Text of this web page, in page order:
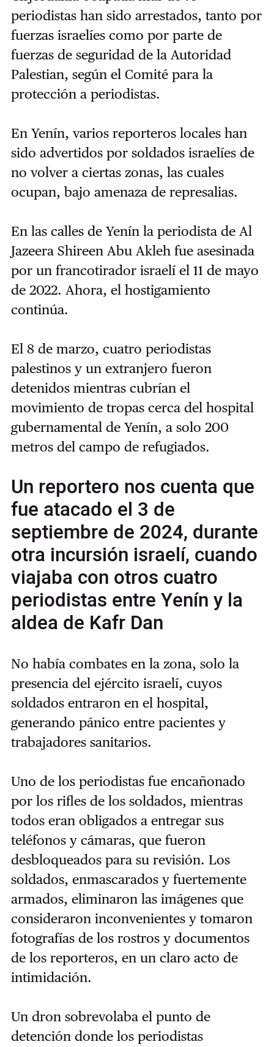
periodistas han sido arrestados, tanto por
fuerzas israelíes como por parte de
fuerzas de seguridad de la Autoridad
Palestian, según el Comité para la
protección a periodistas.
En Yenín, varios reporteros locales han
sido advertidos por soldados israelíes de
no volver a ciertas zonas, las cuales
ocupan, bajo amenaza de represalias.
En las calles de Yenín la periodista de Al
Jazeera Shireen Abu Akleh fue asesinada
por un francotirador israelí el 11 de mayo
de 2022. Ahora, el hostigamiento
continúa.
El 8 de marzo, cuatro periodistas
palestinos y un extranjero fueron
detenidos mientras cubrían el
movimiento de tropas cerca del hospital
gubernamental de Yenín, a solo 200
metros del campo de refugiados.
Un reportero nos cuenta que
fue atacado el 3 de
septiembre de 2024, durante
otra incursión israelí, cuando
viajaba con otros cuatro
periodistas entre Yenín y la
aldea de Kafr Dan
No había combates en la zona, solo la
presencia del ejército israelí, cuyos
soldados entraron en el hospital,
generando pánico entre pacientes y
trabajadores sanitarios.
Uno de los periodistas fue encañonado
por los rifles de los soldados, mientras
todos eran obligados a entregar sus
teléfonos y cámaras, que fueron
desbloqueados para su revisión. Los
soldados, enmascarados y fuertemente
armados, eliminaron las imágenes que
consideraron inconvenientes y tomaron
fotografías de los rostros y documentos
de los reporteros, en un claro acto de
intimidación.
Un dron sobrevolaba el punto de
detención donde los periodistas